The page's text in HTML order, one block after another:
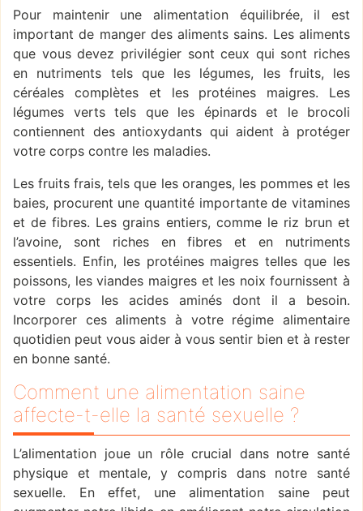
Pour maintenir une alimentation équilibrée, il est
important de manger des aliments sains. Les aliments
que vous devez privilégier sont ceux qui sont riches
en nutriments tels que les légumes, les fruits, les
céréales complètes et les protéines maigres. Les
légumes verts tels que les épinards et le brocoli
contiennent des antioxydants qui aident à protéger
votre corps contre les maladies.
Les fruits frais, tels que les oranges, les pommes et les
baies, procurent une quantité importante de vitamines
et de fibres. Les grains entiers, comme le riz brun et
l’avoine, sont riches en fibres et en nutriments
essentiels. Enfin, les protéines maigres telles que les
poissons, les viandes maigres et les noix fournissent à
votre corps les acides aminés dont il a besoin.
Incorporer ces aliments à votre régime alimentaire
quotidien peut vous aider à vous sentir bien et à rester
en bonne santé.
Comment une alimentation saine
affecte-t-elle la santé sexuelle ?
L’alimentation joue un rôle crucial dans notre santé
physique et mentale, y compris dans notre santé
sexuelle. En effet, une alimentation saine peut